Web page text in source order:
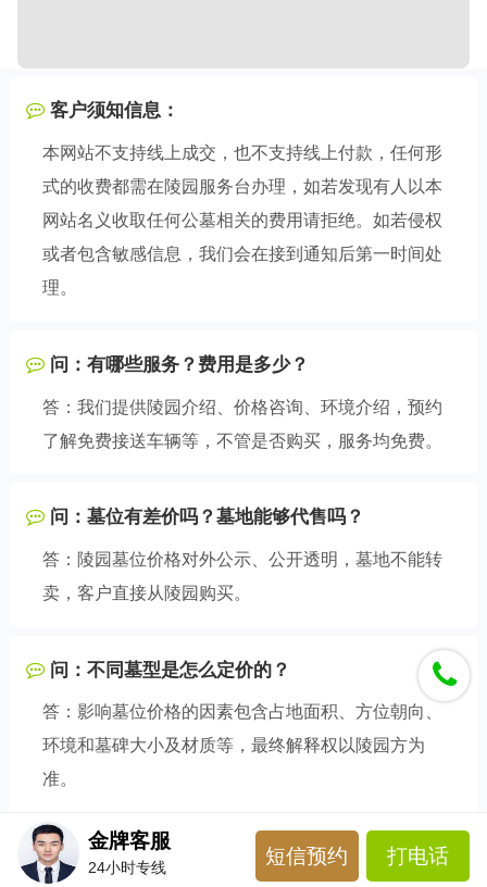
客户须知信息：
本网站不支持线上成交，也不支持线上付款，任何形
式的收费都需在陵园服务台办理，如若发现有人以本
网站名义收取任何公墓相关的费用请拒绝。如若侵权
或者包含敏感信息，我们会在接到通知后第一时间处
理。
问：有哪些服务？费用是多少？
答：我们提供陵园介绍、价格咨询、环境介绍，预约
了解免费接送车辆等，不管是否购买，服务均免费。
问：墓位有差价吗？墓地能够代售吗？
答：陵园墓位价格对外公示、公开透明，墓地不能转
卖，客户直接从陵园购买。
问：不同墓型是怎么定价的？
答：影响墓位价格的因素包含占地面积、方位朝向、
环境和墓碑大小及材质等，最终解释权以陵园方为
准。
金牌客服
24小时专线
打电话
短信预约